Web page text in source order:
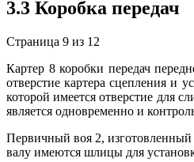
3.3 Коробка передач
Страница 9 из 12
Картер 8 коробки передач
отверстие картера сцепления и
которой имеется отверстие для
является одновременно и
Первичный воя 2,
валу имеются шлицы для